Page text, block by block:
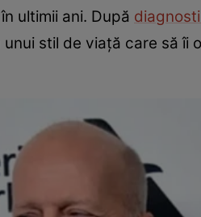
ultimii ani. După
stil de viață care să îi